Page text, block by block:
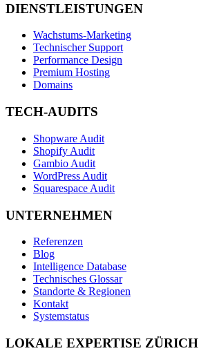
DIENSTLEISTUNGEN
Wachstums-Marketing
Technischer Support
Performance Design
Premium Hosting
Domains
TECH-AUDITS
Shopware Audit
Shopify Audit
Gambio Audit
WordPress Audit
Squarespace Audit
UNTERNEHMEN
Referenzen
Blog
Intelligence Database
Technisches Glossar
Standorte & Regionen
Kontakt
Systemstatus
LOKALE EXPERTISE ZÜRICH